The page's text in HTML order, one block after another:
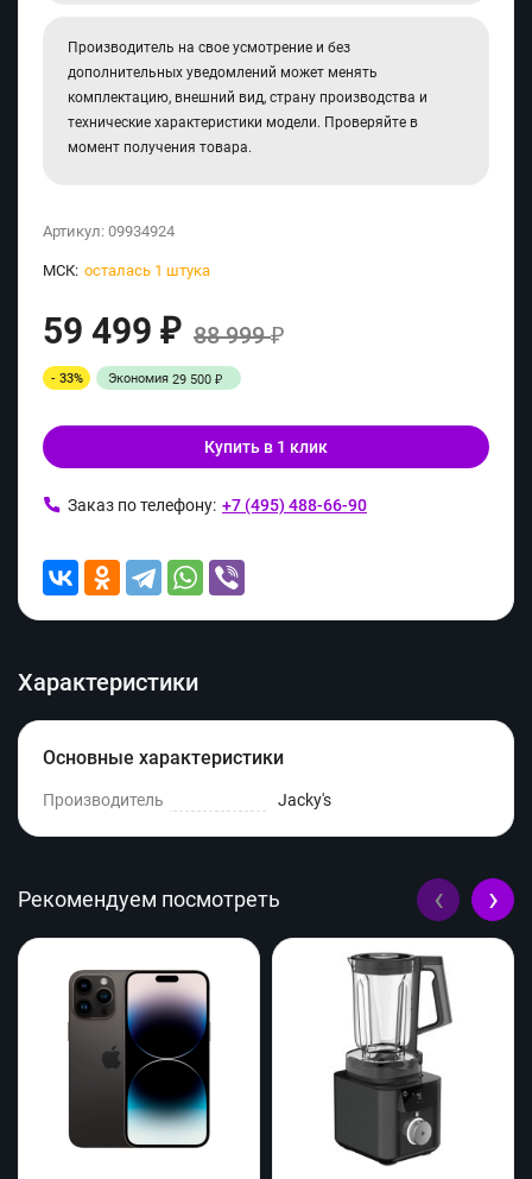
Производитель на свое усмотрение и без
дополнительных уведомлений может менять
комплектацию, внешний вид, страну производства и
технические характеристики модели. Проверяйте в
момент получения товара.
Артикул: 09934924
МСК: осталась 1 штука
59 499 ₽ 88 999₽
- 33% Экономия 29 500 ₽
Купить в 1 клик
Заказ по телефону: +7 (495) 488-66-90
Характеристики
Основные характеристики
Производитель Jacky's
Рекомендуем посмотреть ‹ ›